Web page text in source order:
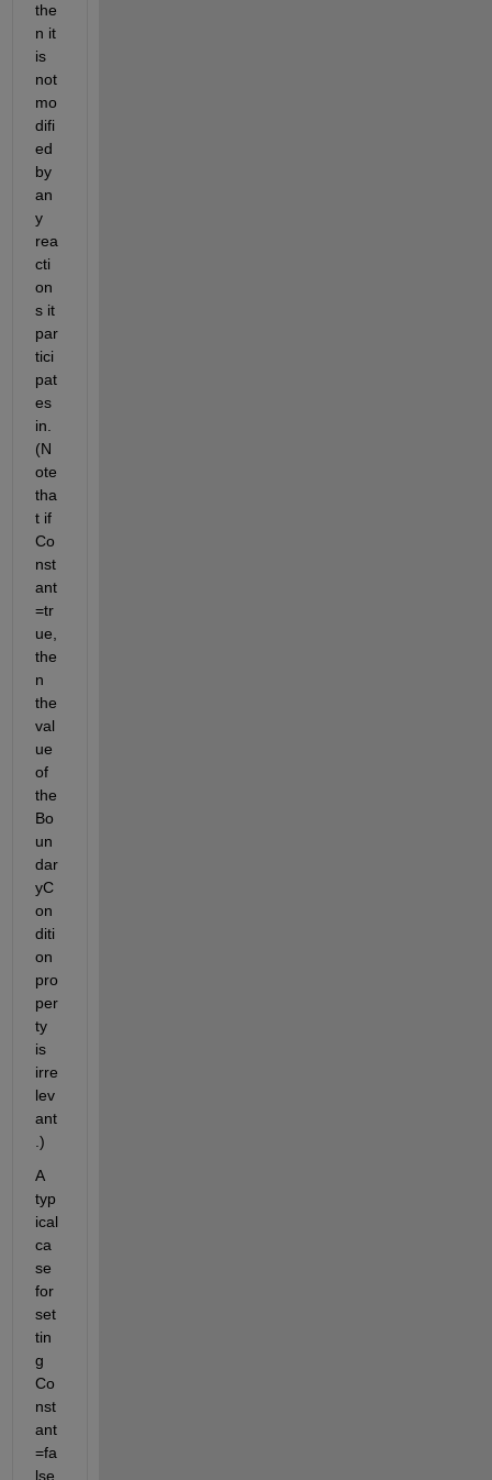
the
n it
is
not
mo
difi
ed
by
an
y
rea
cti
on
s it
par
tici
pat
es
in.
(N
ote
tha
t if
Co
nst
ant
=tr
ue,
the
n
the
val
ue
of
the
Bo
un
dar
yC
on
diti
on
pro
per
ty
is
irre
lev
ant
.)
A
typ
ical
ca
se
for
set
tin
g
Co
nst
ant
=fa
lse